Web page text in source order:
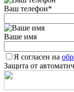
Ваш телефон*
Ваше имя
Я согласен на
Защита от